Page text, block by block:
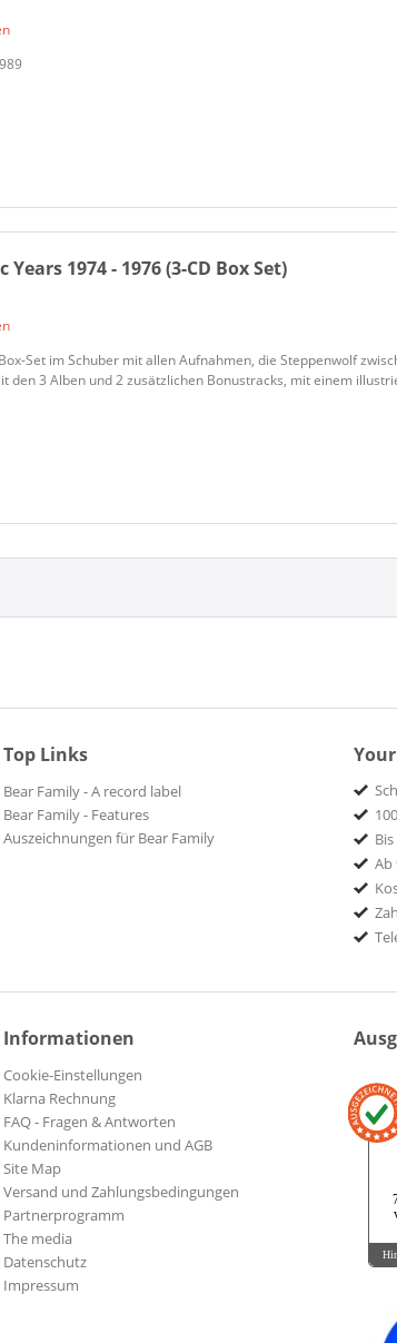
Years 1974 - 1976 (3-CD Box Set)
Set im Schuber mit allen Aufnahmen, die Steppenwolf
den 3 Alben und 2 zusätzlichen Bonustracks, mit einem
Top Links
Bear Family - A record label
Bear Family - Features
Auszeichnungen für Bear Family
Ab
Informationen
Cookie-Einstellungen
Klarna Rechnung
FAQ - Fragen & Antworten
Kundeninformationen und AGB
Site Map
Versand und Zahlungsbedingungen
Partnerprogramm
The media
Datenschutz
Impressum